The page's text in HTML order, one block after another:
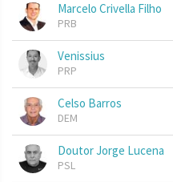
Marcelo Crivella Filho
PRB
Venissius
PRP
Celso Barros
DEM
Doutor Jorge Lucena
PSL